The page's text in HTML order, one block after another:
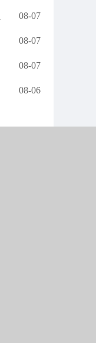
08-07
08-07
08-07
08-06